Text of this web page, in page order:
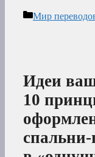
Рубрики
Мир
Идеи
10
спальни-